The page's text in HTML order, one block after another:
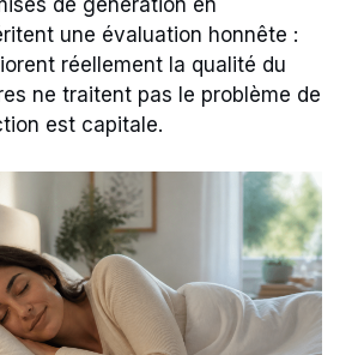
de génération en
une évaluation honnête :
réellement la qualité du
ne traitent pas le problème de
est capitale.